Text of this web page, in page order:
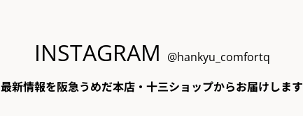
INSTAGRAM @hankyu_comfortq
最新情報を阪急うめだ本店・十三ショップからお届けします